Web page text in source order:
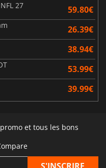
27
59.80€
26.39€
38.94€
53.99€
39.99€
et tous les bons